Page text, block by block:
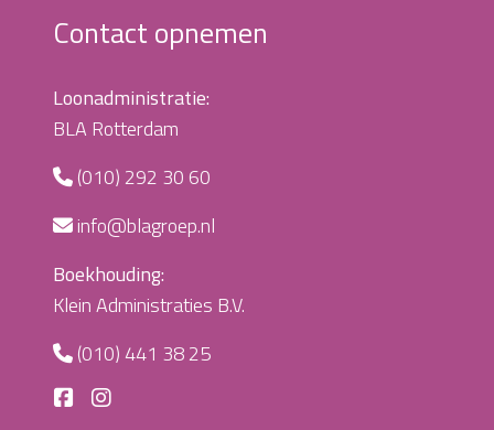
Contact opnemen
Loonadministratie:
BLA Rotterdam
(010) 292 30 60
info@blagroep.nl
Boekhouding:
Klein Administraties B.V.
(010) 441 38 25